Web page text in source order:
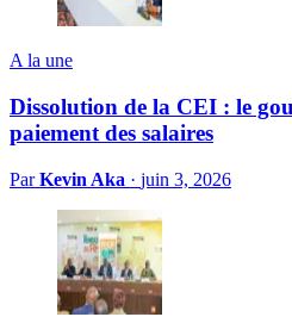
A la une
Dissolution de la CEI : le
paiement des salaires
ParKevin Aka · juin 3, 2026